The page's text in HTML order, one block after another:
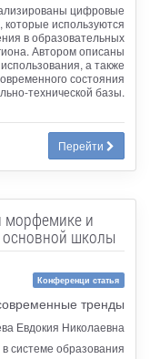
цифровые
используются
в образовательных
Автором описаны
а также
состояния
технической базы.
Перейти
морфемике и
школы
Конференци статья
тренды
Евдокия Николаевна
системе образования